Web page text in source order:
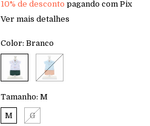
10% de desconto pagando com Pix
Ver mais detalhes
Color: Branco
Tamanho: M
M G